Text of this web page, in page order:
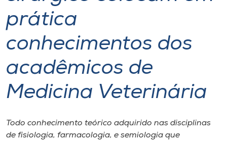
Atendimento ao Estudante
Portal de Ensino
Unoesc
Internacionalização
prática
conhecimentos dos
acadêmicos de
Medicina Veterinária
Todo conhecimento teórico adquirido nas disciplinas
de fisiologia, farmacologia, e semiologia que